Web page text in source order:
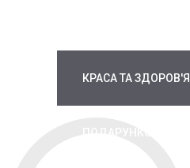
КРАСА ТА ЗДОРОВ'Я